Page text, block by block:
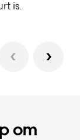
is.
om